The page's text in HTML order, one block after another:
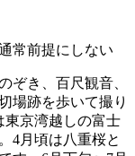
常前提にしない
ぞき、百尺観音、
場跡を歩いて撮り
東京湾越しの富士
4月頃は八重桜と